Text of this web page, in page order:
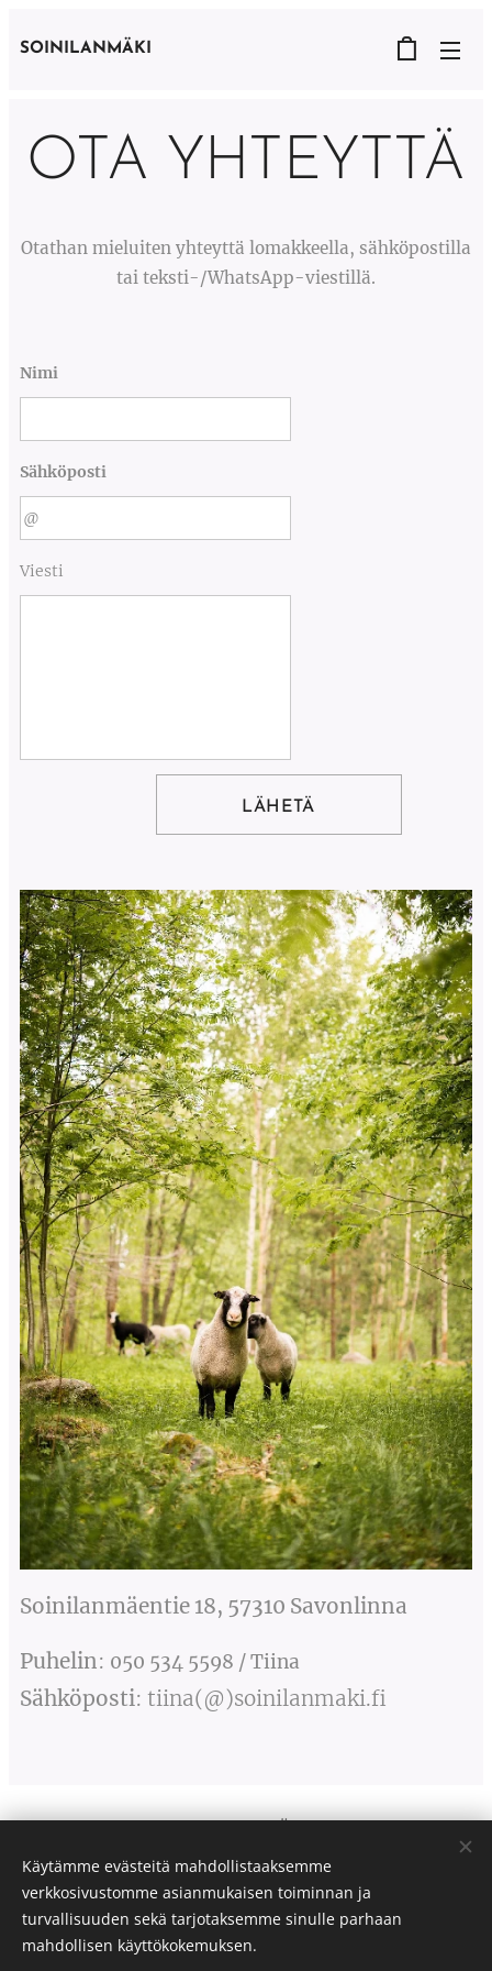
SOINILANMÄKI
OTA YHTEYTTÄ
Otathan mieluiten yhteyttä lomakkeella, sähköpostilla
tai teksti-/WhatsApp-viestillä.
Nimi
Sähköposti
Viesti
LÄHETÄ
Soinilanmäentie 18, 57310 Savonlinna
Puhelin: 050 534 5598 / Tiina
Sähköposti: tiina(@)soinilanmaki.fi
Vuodesta 1936
© 2026 Soinilanmäki Evästeet
Käytämme evästeitä mahdollistaaksemme
verkkosivustomme asianmukaisen toiminnan ja
turvallisuuden sekä tarjotaksemme sinulle parhaan
mahdollisen käyttökokemuksen.